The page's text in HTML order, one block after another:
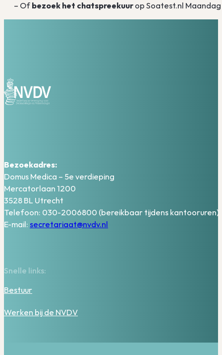
– Of bezoek het chatspreekuur op Soatest.nl
Bezoekadres:
Domus Medica – 5e verdieping
Mercatorlaan 1200
3528 BL Utrecht
Telefoon: 030-2006800 (bereikbaar tijdens kantooruren)
E-mail: secretariaat@nvdv.nl
Snelle links:
Bestuur
Werken bij de NVDV